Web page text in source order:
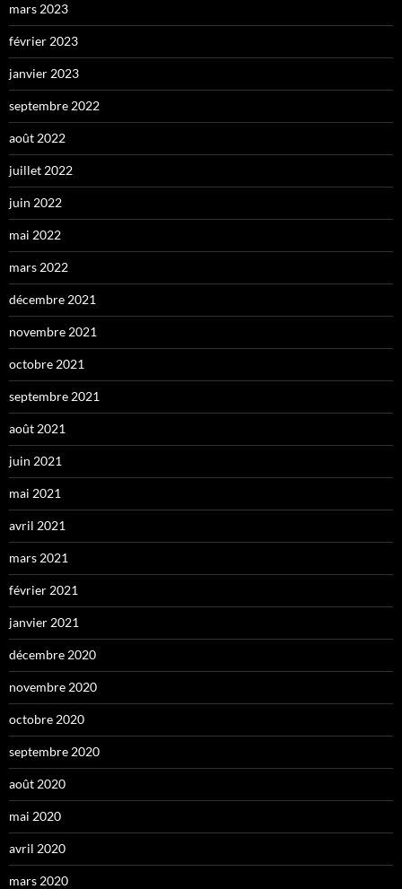
mars 2023
février 2023
janvier 2023
septembre 2022
août 2022
juillet 2022
juin 2022
mai 2022
mars 2022
décembre 2021
novembre 2021
octobre 2021
septembre 2021
août 2021
juin 2021
mai 2021
avril 2021
mars 2021
février 2021
janvier 2021
décembre 2020
novembre 2020
octobre 2020
septembre 2020
août 2020
mai 2020
avril 2020
mars 2020